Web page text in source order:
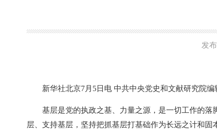
发
新华社北京7月5日电 中共中央党史和文献研究院
基层是党的执政之基、力量之源，是一切工作的
层、支持基层，坚持把抓基层打基础作为长远之计和